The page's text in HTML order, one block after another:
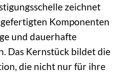
zeichnet
Komponenten
und dauerhafte
Das Kernstück bildet die
die nicht nur für ihre